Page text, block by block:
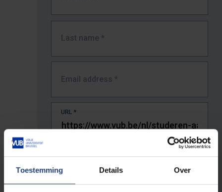
Toestemming Details Over
Last name *
Email address *
URL *
The full URL of the page where you encountered the error.